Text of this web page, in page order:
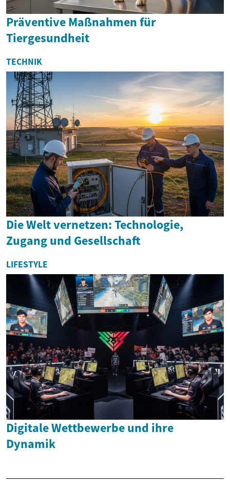
Präventive Maßnahmen für
Tiergesundheit
TECHNIK
Die Welt vernetzen: Technologie,
Zugang und Gesellschaft
LIFESTYLE
Digitale Wettbewerbe und ihre
Dynamik